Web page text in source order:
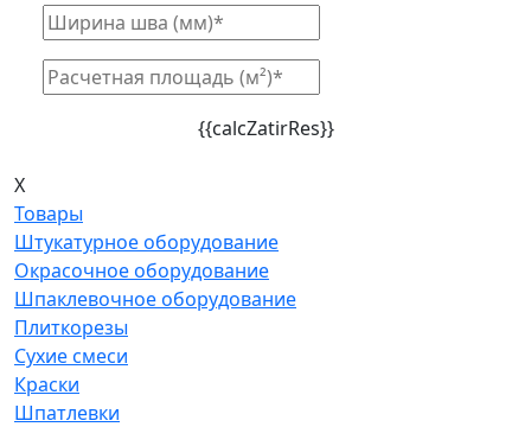
{{calcZatirRes}}
X
Товары
Штукатурное оборудование
Окрасочное оборудование
Шпаклевочное оборудование
Плиткорезы
Сухие смеси
Краски
Шпатлевки